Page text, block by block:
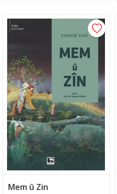
Sepete Ekle
Mem û Zin